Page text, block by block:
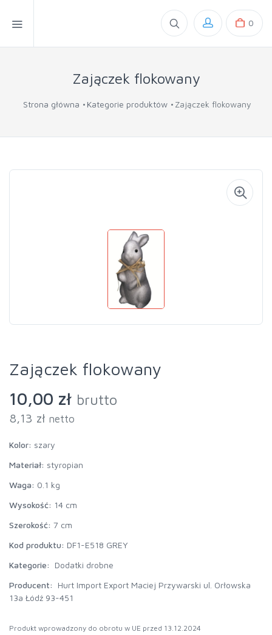
0
Zajączek flokowany
Strona główna Kategorie produktów Zajączek flokowany
Zajączek flokowany
10,00 zł brutto
8,13 zł netto
Kolor: szary
Materiał: styropian
Waga: 0.1 kg
Wysokość: 14 cm
Szerokość: 7 cm
Kod produktu: DF1-E518 GREY
Kategorie:
Dodatki drobne
Producent:
Hurt Import Export Maciej Przywarski ul. Orłowska
13a Łódź 93-451
Produkt wprowadzony do obrotu w UE przed 13.12.2024